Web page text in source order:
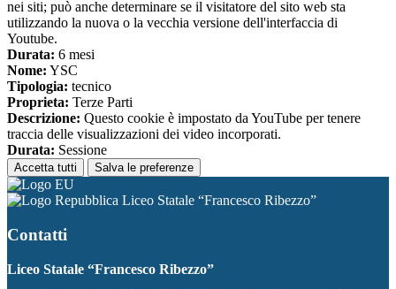
nei siti; può anche determinare se il visitatore del sito web sta
utilizzando la nuova o la vecchia versione dell'interfaccia di
Youtube.
Durata: 6 mesi
Nome: YSC
Tipologia: tecnico
Proprieta: Terze Parti
Descrizione: Questo cookie è impostato da YouTube per tenere
traccia delle visualizzazioni dei video incorporati.
Durata: Sessione
Accetta tutti Salva le preferenze
Liceo Statale “Francesco Ribezzo”
Contatti
Liceo Statale “Francesco Ribezzo”